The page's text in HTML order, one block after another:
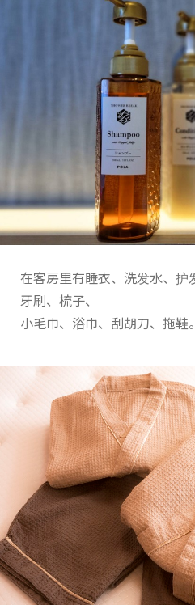
在客房里有睡衣、洗发水、护
牙刷、梳子、
小毛巾、浴巾、刮胡刀、拖鞋。